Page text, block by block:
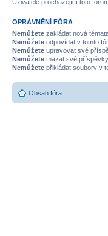
Uživatelé procházející toto
OPRÁVNĚNÍ FÓRA
Nemůžete zakládat nová
Nemůžete odpovídat v tomto
Nemůžete upravovat své
Nemůžete mazat své
Nemůžete přikládat soubory v
Obsah fóra